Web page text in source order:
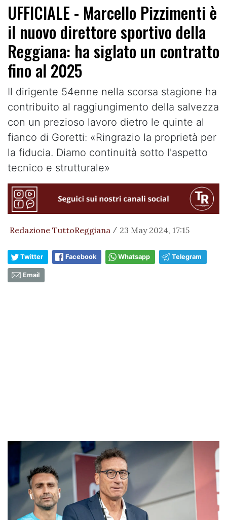
UFFICIALE - Marcello Pizzimenti è
il nuovo direttore sportivo della
Reggiana: ha siglato un contratto
fino al 2025
Il dirigente 54enne nella scorsa stagione ha
contribuito al raggiungimento della salvezza
con un prezioso lavoro dietro le quinte al
fianco di Goretti: «Ringrazio la proprietà per
la fiducia. Diamo continuità sotto l'aspetto
tecnico e strutturale»
Redazione TuttoReggiana / 23 May 2024, 17:15
Twitter Facebook Whatsapp Telegram
Email